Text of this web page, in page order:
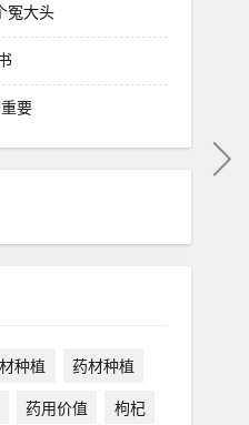
冤大头
要
种植
药材种植
药用价值
枸杞